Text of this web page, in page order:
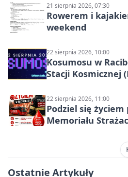
21 sierpnia 2026, 07:30
Rowerem i
weekend
22 sierpnia 2026, 10:00
Kosumosu w
Stacji Kosmicznej
22 sierpnia 2026, 11:00
Podziel się życiem
Memoriału
Ostatnie Artykuły